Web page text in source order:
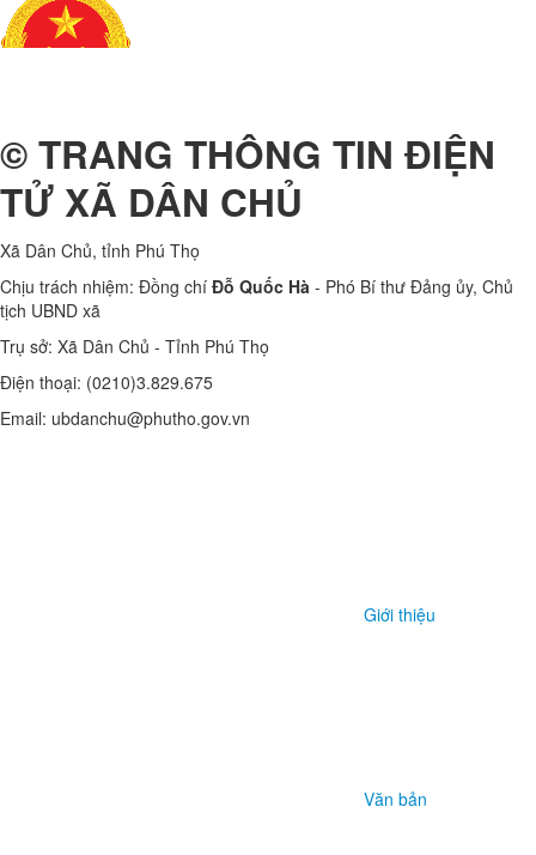
© TRANG THÔNG TIN ĐIỆN
TỬ XÃ DÂN CHỦ
Xã Dân Chủ, tỉnh Phú Thọ
Chịu trách nhiệm: Đồng chí Đỗ Quốc Hà - Phó Bí thư Đảng ủy, Chủ
tịch UBND xã
Trụ sở: Xã Dân Chủ - Tỉnh Phú Thọ
Điện thoại: (0210)3.829.675
Email: ubdanchu@phutho.gov.vn
Giới thiệu
Văn bản